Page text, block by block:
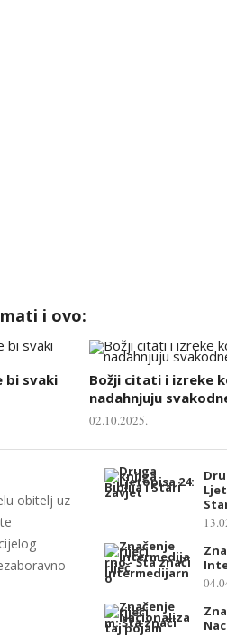
i ovo:
bi svaki
Božji citati i izreke
nadahnjuju
02.10.2025.
obitelj uz